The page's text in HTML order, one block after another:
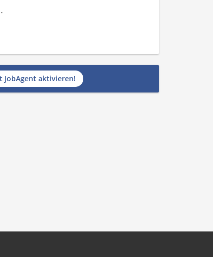
JobAgent aktivieren!